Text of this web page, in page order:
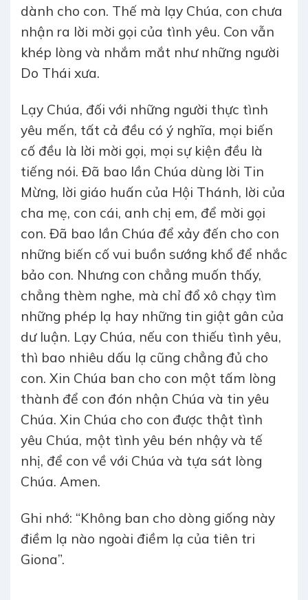
dành cho con. Thế mà lạy Chúa, con chưa
nhận ra lời mời gọi của tình yêu. Con vẫn
khép lòng và nhắm mắt như những người
Do Thái xưa.
Lạy Chúa, đối với những người thực tình
yêu mến, tất cả đều có ý nghĩa, mọi biến
cố đều là lời mời gọi, mọi sự kiện đều là
tiếng nói. Đã bao lần Chúa dùng lời Tin
Mừng, lời giáo huấn của Hội Thánh, lời của
cha mẹ, con cái, anh chị em, để mời gọi
con. Đã bao lần Chúa để xảy đến cho con
những biến cố vui buồn sướng khổ để nhắc
bảo con. Nhưng con chẳng muốn thấy,
chẳng thèm nghe, mà chỉ đổ xô chạy tìm
những phép lạ hay những tin giật gân của
dư luận. Lạy Chúa, nếu con thiếu tình yêu,
thì bao nhiêu dấu lạ cũng chẳng đủ cho
con. Xin Chúa ban cho con một tấm lòng
thành để con đón nhận Chúa và tin yêu
Chúa. Xin Chúa cho con được thật tình
yêu Chúa, một tình yêu bén nhậy và tế
nhị, để con về với Chúa và tựa sát lòng
Chúa. Amen.
Ghi nhớ: “Không ban cho dòng giống này
điềm lạ nào ngoài điềm lạ của tiên tri
Giona”.